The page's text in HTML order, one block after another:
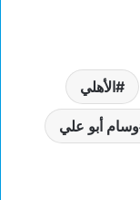
الأهلي
وسام أبو علي